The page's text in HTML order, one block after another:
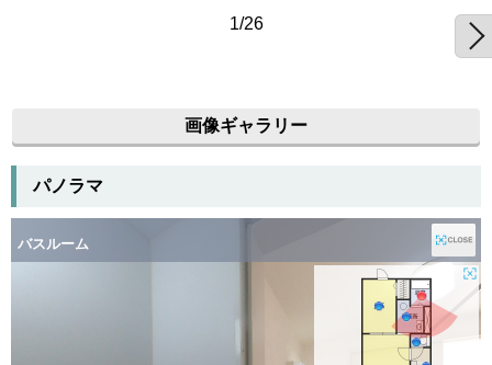
1/26
画像ギャラリー
パノラマ